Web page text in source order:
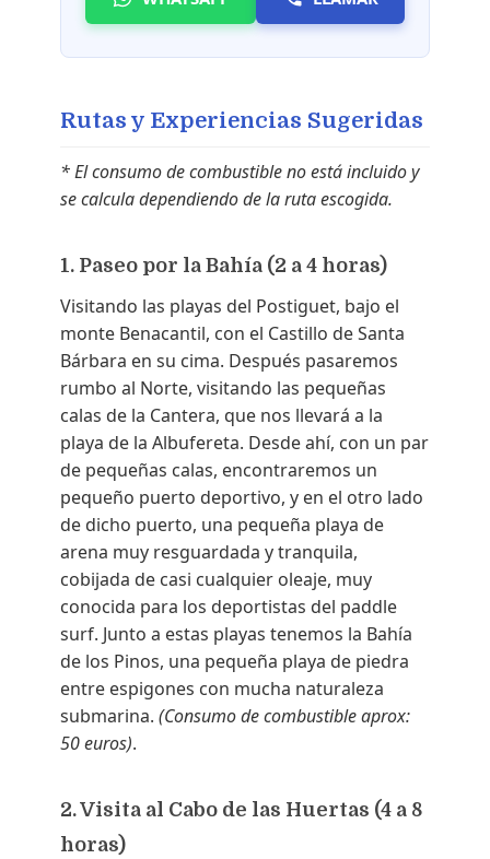
Rutas y Experiencias Sugeridas
* El consumo de combustible no está incluido y
se calcula dependiendo de la ruta escogida.
1. Paseo por la Bahía (2 a 4 horas)
Visitando las playas del Postiguet, bajo el
monte Benacantil, con el Castillo de Santa
Bárbara en su cima. Después pasaremos
rumbo al Norte, visitando las pequeñas
calas de la Cantera, que nos llevará a la
playa de la Albufereta. Desde ahí, con un par
de pequeñas calas, encontraremos un
pequeño puerto deportivo, y en el otro lado
de dicho puerto, una pequeña playa de
arena muy resguardada y tranquila,
cobijada de casi cualquier oleaje, muy
conocida para los deportistas del paddle
surf. Junto a estas playas tenemos la Bahía
de los Pinos, una pequeña playa de piedra
entre espigones con mucha naturaleza
submarina. (Consumo de combustible aprox:
50 euros).
2. Visita al Cabo de las Huertas (4 a 8
horas)